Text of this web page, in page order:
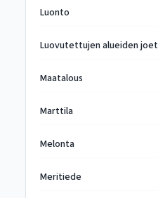
Luonto
Luovutettujen alueiden joet
Maatalous
Marttila
Melonta
Meritiede